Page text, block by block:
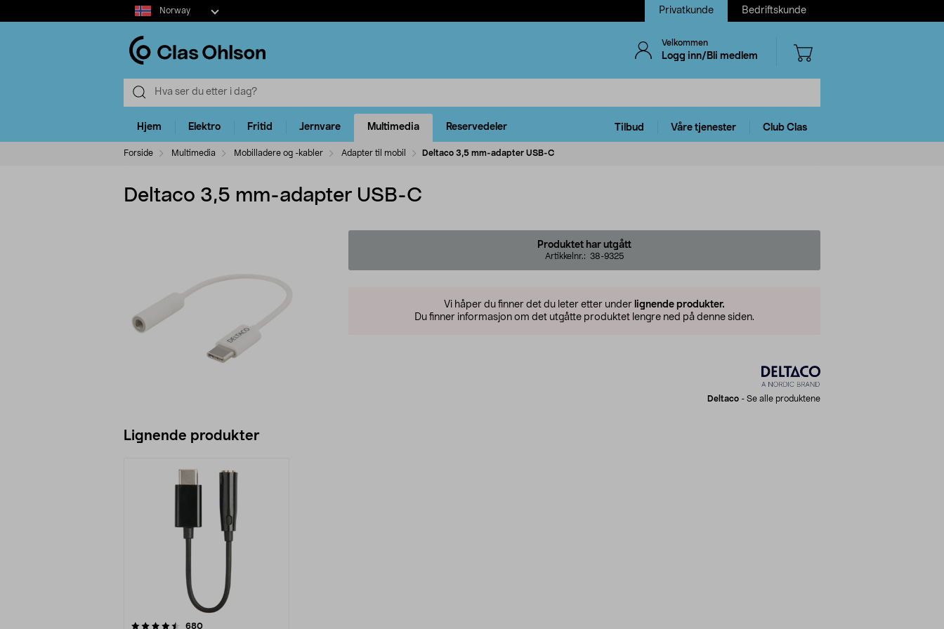
Select
market
Norway Privatkunde Bedriftskunde
Velkommen
Logg inn/Bli medlem
Hjem Elektro Fritid Jernvare Multimedia Reservedeler Tilbud Våre tjenester Club Clas
Forside Multimedia Mobilladere og -kabler Adapter til mobil Deltaco 3,5 mm-adapter USB-C
Deltaco 3,5 mm-adapter USB-C
Produktet har utgått
Artikkelnr.: 38-9325
Vi håper du finner det du leter etter under lignende produkter.
Du finner informasjon om det utgåtte produktet lengre ned på denne siden.
Deltaco - Se alle produktene
Lignende produkter
680anmeldelser